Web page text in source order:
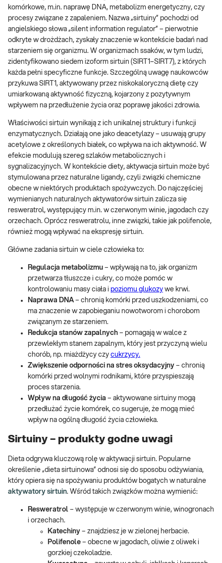
komórkowe, m.in. naprawę DNA, metabolizm energetyczny, czy
procesy związane z zapaleniem. Nazwa „sirtuiny” pochodzi od
angielskiego słowa „silent information regulator” – pierwotnie
odkryte w drożdżach, zyskały znaczenie w kontekście badań nad
starzeniem się organizmu. W organizmach ssaków, w tym ludzi,
zidentyfikowano siedem izoform sirtuin (SIRT1–SIRT7), z których
każda pełni specyficzne funkcje. Szczególną uwagę naukowców
przykuwa SIRT1, aktywowany przez niskokaloryczną dietę czy
umiarkowaną aktywność fizyczną, kojarzony z pozytywnym
wpływem na przedłużenie życia oraz poprawę jakości zdrowia.
Właściwości sirtuin wynikają z ich unikalnej struktury i funkcji
enzymatycznych. Działają one jako deacetylazy – usuwają grupy
acetylowe z określonych białek, co wpływa na ich aktywność. W
efekcie modulują szereg szlaków metabolicznych i
sygnalizacyjnych. W kontekście diety, aktywacja sirtuin może być
stymulowana przez naturalne ligandy, czyli związki chemiczne
obecne w niektórych produktach spożywczych. Do najczęściej
wymienianych naturalnych aktywatorów sirtuin zalicza się
resweratrol, występujący m.in. w czerwonym winie, jagodach czy
orzechach. Oprócz resweratrolu, inne związki, takie jak polifenole,
również mogą wpływać na ekspresję sirtuin.
Główne zadania sirtuin w ciele człowieka to:
Regulacja metabolizmu – wpływają na to, jak organizm
przetwarza tłuszcze i cukry, co może pomóc w
kontrolowaniu masy ciała i poziomu glukozy we krwi.
Naprawa DNA – chronią komórki przed uszkodzeniami, co
ma znaczenie w zapobieganiu nowotworom i chorobom
związanym ze starzeniem.
Redukcja stanów zapalnych – pomagają w walce z
przewlekłym stanem zapalnym, który jest przyczyną wielu
chorób, np. miażdżycy czy cukrzycy.
Zwiększenie odporności na stres oksydacyjny – chronią
komórki przed wolnymi rodnikami, które przyspieszają
proces starzenia.
Wpływ na długość życia – aktywowane sirtuiny mogą
przedłużać życie komórek, co sugeruje, że mogą mieć
wpływ na ogólną długość życia człowieka.
Sirtuiny – produkty godne uwagi
Dieta odgrywa kluczową rolę w aktywacji sirtuin. Popularne
określenie „dieta sirtuinowa” odnosi się do sposobu odżywiania,
który opiera się na spożywaniu produktów bogatych w naturalne
aktywatory sirtuin. Wśród takich związków można wymienić:
Resweratrol – występuje w czerwonym winie, winogronach
i orzechach.
Katechiny – znajdziesz je w zielonej herbacie.
Polifenole – obecne w jagodach, oliwie z oliwek i
gorzkiej czekoladzie.